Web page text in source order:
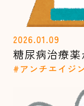
2026.01.09
糖尿病治療薬
#アンチエイジ